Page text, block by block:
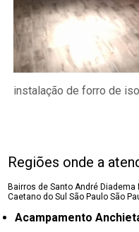
instalação de forro de
Regiões onde a
Bairros de Santo André Diadema
Caetano do SulSão Paulo São
Acampamento